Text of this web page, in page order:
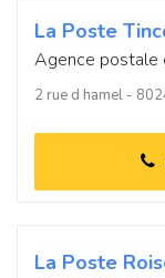
La Poste
Agence postale
2 rue d hamel -
La Poste